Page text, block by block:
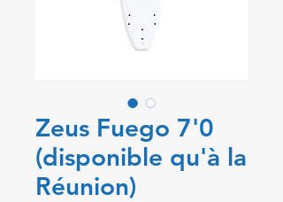
Zeus Fuego 7'0
(disponible qu'à la
Réunion)